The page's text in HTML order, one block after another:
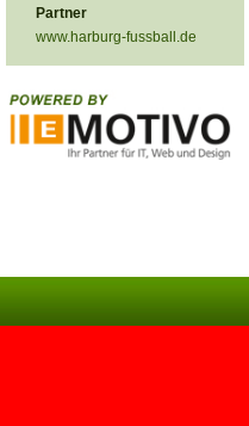
Partner
www.harburg-fussball.de